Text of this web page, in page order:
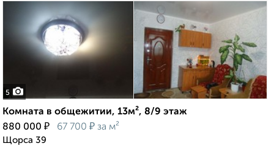
5
Комната в общежитии, 13м², 8/9 этаж
880 000 ₽ 67 700 ₽ за м²
Щорса 39